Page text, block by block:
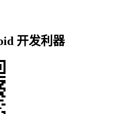
开发利器